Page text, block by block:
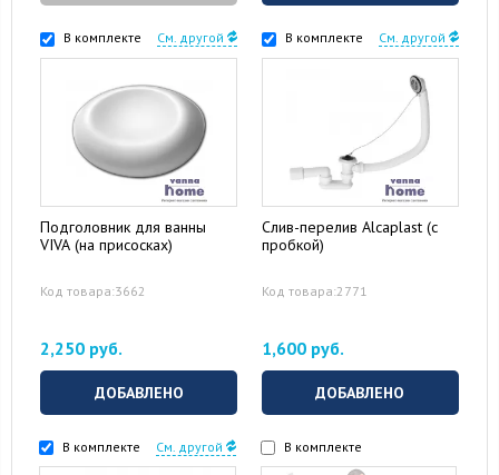
В комплекте См. другой
Подголовник для ванны
VIVA (на присосках)
Код товара:3662
2,250 руб.
ДОБАВЛЕНО
В комплекте См. другой
Слив-перелив Alcaplast (с
пробкой)
Код товара:2771
1,600 руб.
ДОБАВЛЕНО
В комплекте См. другой В комплекте